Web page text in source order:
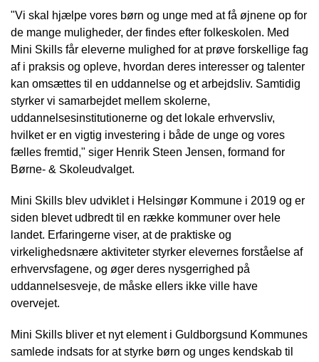
"Vi skal hjælpe vores børn og unge med at få øjnene op for
de mange muligheder, der findes efter folkeskolen. Med
Mini Skills får eleverne mulighed for at prøve forskellige fag
af i praksis og opleve, hvordan deres interesser og talenter
kan omsættes til en uddannelse og et arbejdsliv. Samtidig
styrker vi samarbejdet mellem skolerne,
uddannelsesinstitutionerne og det lokale erhvervsliv,
hvilket er en vigtig investering i både de unge og vores
fælles fremtid," siger Henrik Steen Jensen, formand for
Børne- & Skoleudvalget.
Mini Skills blev udviklet i Helsingør Kommune i 2019 og er
siden blevet udbredt til en række kommuner over hele
landet. Erfaringerne viser, at de praktiske og
virkelighedsnære aktiviteter styrker elevernes forståelse af
erhvervsfagene, og øger deres nysgerrighed på
uddannelsesveje, de måske ellers ikke ville have
overvejet.
Mini Skills bliver et nyt element i Guldborgsund Kommunes
samlede indsats for at styrke børn og unges kendskab til